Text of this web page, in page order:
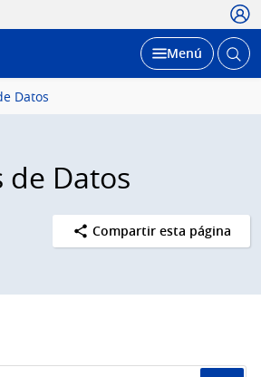
Desplegar
Menú Abrir
Datos
de Datos
Compartir esta página